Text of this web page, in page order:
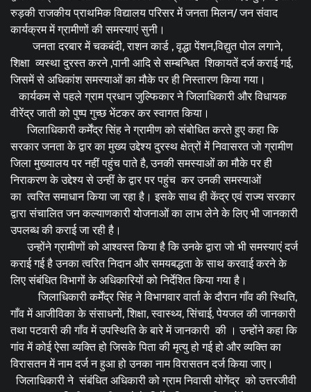
रुड़की राजकीय प्राथमिक विद्यालय परिसर में जनता मिलन/ जन संवाद
कार्यक्रम में ग्रामीणों की समस्याएं सुनी।
जनता दरबार में चकबंदी, राशन कार्ड , वृद्धा पेंशन,विद्युत पोल लगाने,
शिक्षा व्यस्था दुरस्त करने ,पानी आदि से सम्बन्धित शिकायतें दर्ज कराई गई,
जिसमें से अधिकांश समस्याओं का मौके पर ही निस्तारण किया गया।
कार्यकम से पहले ग्राम प्रधान जुल्फिकार ने जिलाधिकारी और विधायक
वीरेंद्र जाती को पुष्प गुच्छ भेंटकर कर स्वागत किया।
जिलाधिकारी कर्मेंद्र सिंह ने ग्रामीण को संबोधित करते हुए कहा कि
सरकार जनता के द्वार का मुख्य उद्देश्य दुरस्थ क्षेत्रों में निवासरत जो ग्रामीण
जिला मुख्यालय पर नहीं पहुंच पाते है, उनकी समस्याओं का मौके पर ही
निराकरण के उद्देश्य से उन्हीं के द्वार पर पहुंच कर उनकी समस्याओं
का त्वरित समाधान किया जा रहा है। इसके साथ ही केंद्र एवं राज्य सरकार
द्वारा संचालित जन कल्याणकारी योजनाओं का लाभ लेने के लिए भी जानकारी
उपलब्ध की कराई जा रही है।
उन्होंने ग्रामीणों को आश्वस्त किया है कि उनके द्वारा जो भी समस्याएं दर्ज
कराई गई है उनका त्वरित निदान और समयबद्धता के साथ करवाई करने के
लिए संबंधित विभागों के अधिकारियों को निर्देशित किया गया है।
जिलाधिकारी कर्मेंद्र सिंह ने विभागवार वार्ता के दौरान गाँव की स्थिति,
गाँव में आजीविका के संसाधनों, शिक्षा, स्वास्थ्य, सिंचाई, पेयजल की जानकारी
तथा पटवारी की गाँव में उपस्थिति के बारे में जानकारी की । उन्होंने कहा कि
गांव में कोई ऐसा व्यक्ति हो जिसके पिता की मृत्यु हो गई हो और व्यक्ति का
विरासतन में नाम दर्ज न हुआ हो उनका नाम विरासतन दर्ज किया जाए।
जिलाधिकारी ने संबंधित अधिकारी को ग्राम निवासी योगेंद्र को उत्तरजीवी